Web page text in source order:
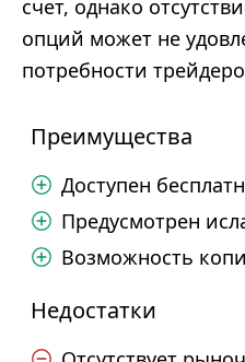
счет, однако
опций может не
потребности
Преимущества
Доступен
Предусмотрен
Возможность
Недостатки